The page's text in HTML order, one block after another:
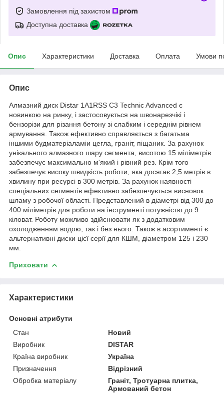
Замовлення під захистом
Доступна доставка
Опис Характеристики Доставка Оплата Умови
Опис
Алмазний диск Distar 1A1RSS C3 Technic Advanced є
новинкою на ринку, і застосовується на швонарезчікі і
бензорізи для різання бетону зі слабким і середнім рівнем
армування. Також ефективно справляється з багатьма
іншими будматеріаламіи цегла, граніт, піщаник. За рахунок
унікального алмазного шару сегмента, висотою 15 міліметрів
забезпечує максимально м'який і рівний рез. Крім того
забезпечує високу швидкість роботи, яка досягає 2,5 метрів в
хвилину при ресурсі в 300 метрів. За рахунок наявності
спеціальних сегментів ефективно забезпечується висновок
шламу з робочої області. Представлений в діаметрі від 300 до
400 міліметрів для роботи на інструменті потужністю до 9
кіловат. Роботу можливо здійснювати як з додатковим
охолодженням водою, так і без нього. Також в асортименті є
альтернативні диски цієї серії для КШМ, діаметром 125 і 230
мм.
Приховати
Характеристики
Основні атрибути
Стан
Новий
Виробник
DISTAR
Країна виробник
Україна
Призначення
Відрізний
Обробка матеріалу
Граніт, Тротуарна плитка,
Армований бетон